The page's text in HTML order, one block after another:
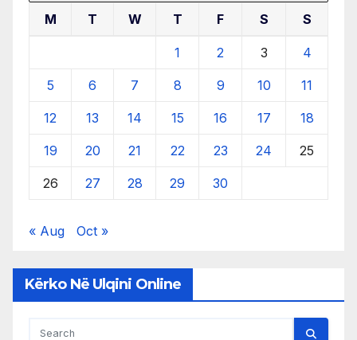
M T W T F S S
1 2 3 4
5 6 7 8 9 10 11
12 13 14 15 16 17 18
19 20 21 22 23 24 25
26 27 28 29 30
« Aug Oct »
Kërko Në Ulqini Online